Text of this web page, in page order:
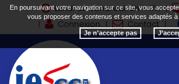
Lundi au vendredi: 9h - 17h
Connexion
Contact
En poursuivant votre navigation sur ce site, vous
vous proposer des contenus et services adaptés à
Je n'accepte pas